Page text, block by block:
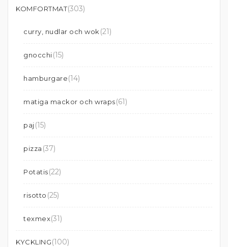
KOMFORTMAT(303)
curry, nudlar och wok (21)
gnocchi(15)
hamburgare(14)
matiga mackor och wraps(61)
paj(15)
pizza (37)
Potatis(22)
risotto (25)
texmex(31)
KYCKLING(100)